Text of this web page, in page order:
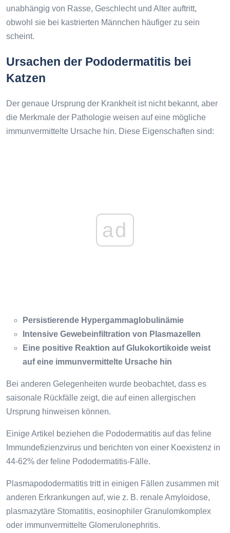
unabhängig von Rasse, Geschlecht und Alter auftritt,
obwohl sie bei kastrierten Männchen häufiger zu sein
scheint.
Ursachen der Pododermatitis bei
Katzen
Der genaue Ursprung der Krankheit ist nicht bekannt, aber
die Merkmale der Pathologie weisen auf eine mögliche
immunvermittelte Ursache hin. Diese Eigenschaften sind:
ad
Persistierende Hypergammaglobulinämie
Intensive Gewebeinfiltration von Plasmazellen
Eine positive Reaktion auf Glukokortikoide weist
auf eine immunvermittelte Ursache hin
Bei anderen Gelegenheiten wurde beobachtet, dass es
saisonale Rückfälle zeigt, die auf einen allergischen
Ursprung hinweisen können.
Einige Artikel beziehen die Pododermatitis auf das feline
Immundefizienzvirus und berichten von einer Koexistenz in
44-62% der feline Pododermatitis-Fälle.
Plasmapododermatitis tritt in einigen Fällen zusammen mit
anderen Erkrankungen auf, wie z. B. renale Amyloidose,
plasmazytäre Stomatitis, eosinophiler Granulomkomplex
oder immunvermittelte Glomerulonephritis.